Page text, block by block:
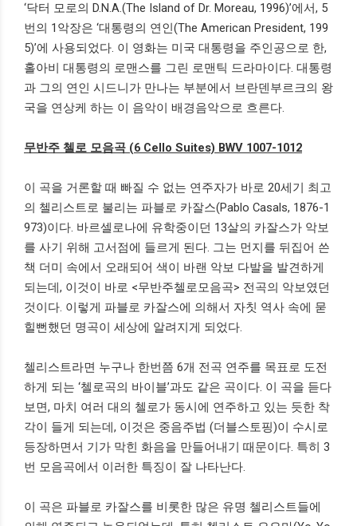
‘닥터 모로의 D.N.A.(The Island of Dr. Moreau, 1996)’에서, 5
번의 1 악장은 ‘대통령의 연인(The American President, 199
5)’에 사용되었다. 이 영화는 미국 대통령을 주인공으로 한,
홀아비 대통령의 로맨스를 그린 로맨틱 드라마이다. 대통령
과 그의 연인 시드니가 만나는 부분에서 브란덴부르크의 왕
국을 연상케 하는 이 음악이 배경음악으로 흐른다.
무반주 첼로 모음곡 (6 Cello Suites) BWV 1007-1012
이 곡을 거론할 때 빠질 수 없는 연주자가 바로 20세기 최고
의 첼리스트로 불리는 파블로 카잘스(Pablo Casals, 1876-1
973)이다. 바르셀로나에 유학중이던 13살의 카잘스가 악보
를 사기 위해 고서점에 들르게 된다. 그는 먼지를 뒤집어 쓴
책 더미 속에서 오래되어 색이 바랜 악보 다발을 발견하게
되는데, 이것이 바로 <무반주첼로모음곡> 전곡의 악보였던
것이다. 이렇게 파블로 카잘스에 의해서 자칫 역사 속에 묻
힐뻔했던 명곡이 세상에 알려지게 되었다.
첼리스트라면 누구나 한번쯤 6개 전곡 연주를 목표로 도전
하게 되는 ‘첼로곡의 바이블’과도 같은 곡이다. 이 곡을 듣다
보면, 마치 여러 대의 첼로가 동시에 연주하고 있는 듯한 착
각이 들게 되는데, 이것은 중음주법 (더블스토핑)이 수시로
등장하면서 기가 막힌 화음을 만들어내기 때문이다. 특히 3
번 모음곡에서 이러한 특징이 잘 나타난다.
이 곡은 파블로 카잘스를 비롯한 많은 유명 첼리스트들에